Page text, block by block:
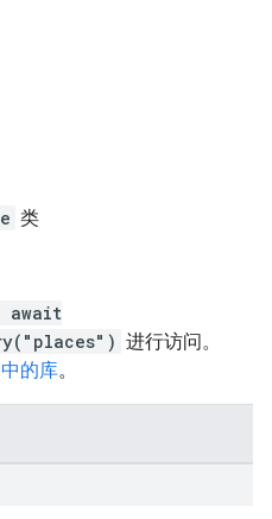
类
await
进行访问。
的库。